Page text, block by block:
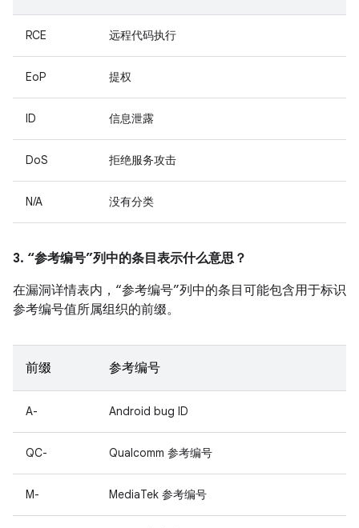
RCE 远程代码执行
EoP 提权
ID 信息泄露
DoS 拒绝服务攻击
N/A 没有分类
3. “参考编号”列中的条目表示什么意思？
在漏洞详情表内，“参考编号”列中的条目可能包含用于标识
参考编号值所属组织的前缀。
前缀 参考编号
A- Android bug ID
QC- Qualcomm 参考编号
M- MediaTek 参考编号